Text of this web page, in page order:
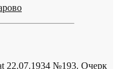
22.07.1934 №193. Очерк